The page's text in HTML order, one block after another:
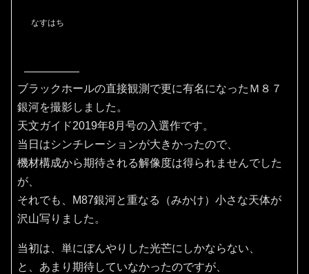
なすはち
ブラックホールの直接観測で更に有名になったＭ８７
銀河を撮影しました。
天文ガイド2019年8月号の入選作です。
当日はシンチレーションが大きかったので、
機材構成から期待される解像度は得られませんでした
が、
それでも、M87銀河と重なる（みかけ）小さな天体が
沢山写りました。
当初は、単にぼんやりした光芒にしかならない、
と、あまり期待していなかったのですが、